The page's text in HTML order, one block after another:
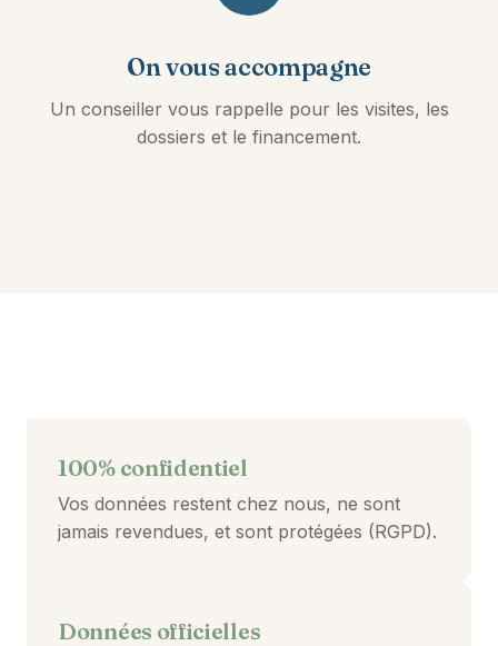
On vous accompagne
Un conseiller vous rappelle pour les visites, les
dossiers et le financement.
100% confidentiel
Vos données restent chez nous, ne sont
jamais revendues, et sont protégées (RGPD).
Données officielles